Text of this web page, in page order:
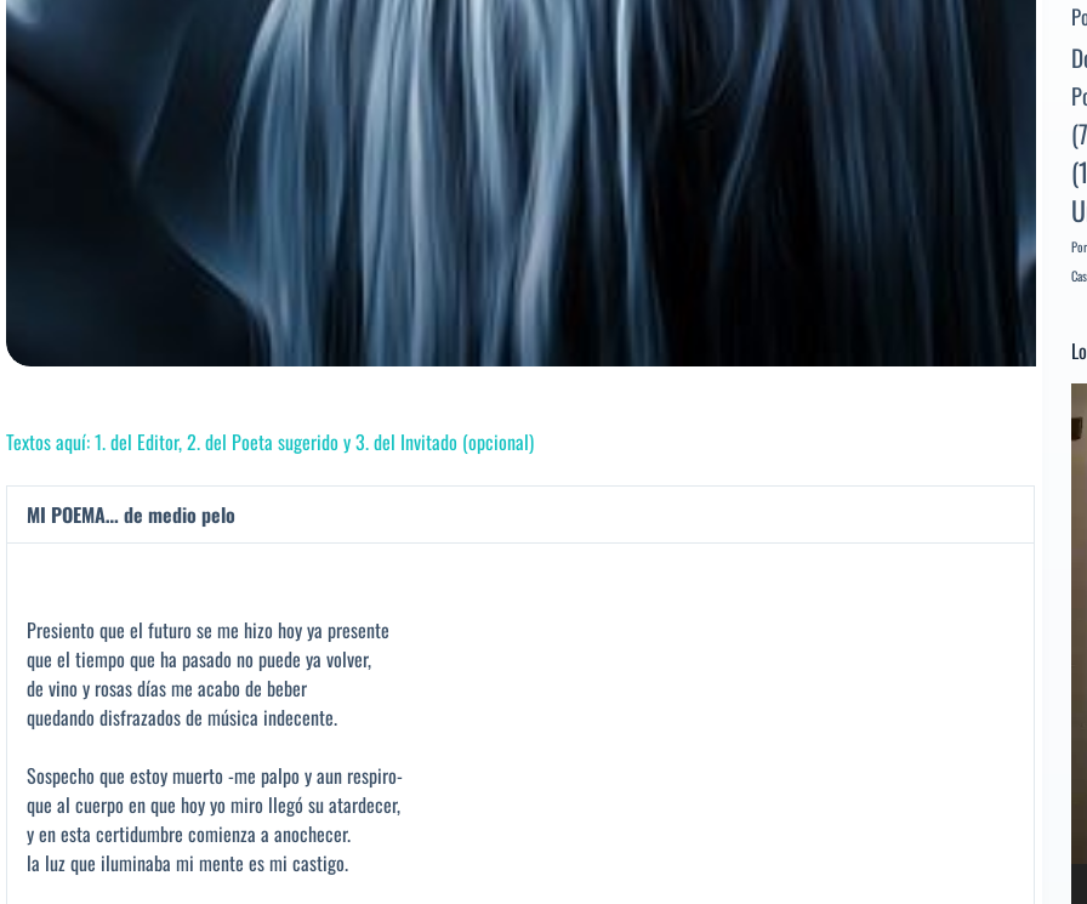
Textos aquí: 1. del Editor, 2. del Poeta sugerido y 3. del Invitado (opcional)
MI POEMA… de medio pelo
Presiento que el futuro se me hizo hoy ya presente
que el tiempo que ha pasado no puede ya volver,
de vino y rosas días me acabo de beber
quedando disfrazados de música indecente.
Sospecho que estoy muerto -me palpo y aun respiro-
que al cuerpo en que hoy yo miro llegó su atardecer,
y en esta certidumbre comienza a anochecer.
la luz que iluminaba mi mente es mi castigo.
de